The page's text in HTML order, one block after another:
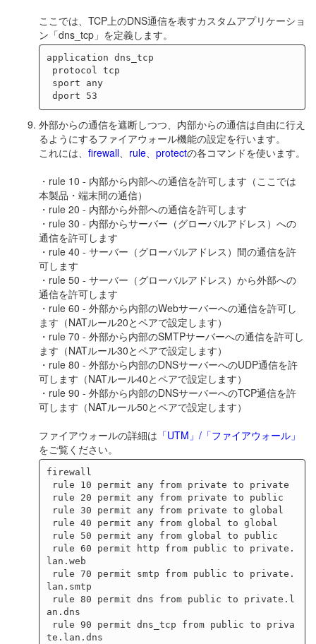
ここでは、TCP上のDNS通信を表すカスタムアプリケーショ
ン「dns_tcp」を定義します。
application dns_tcp
外部からの通信を遮断しつつ、内部からの通信は自由に行え
るようにするファイアウォール機能の設定を行います。
これには、 firewall rule protectの各コマンドを使います。
・rule 10 - 内部から内部への通信を許可します（ここでは
本製品・端末間の通信）
・rule 20 - 内部から外部への通信を許可します
・rule 30 - 内部からサーバー（グローバルアドレス）への
通信を許可します
・rule 40 - サーバー（グローバルアドレス）間の通信を許
可します
・rule 50 - サーバー（グローバルアドレス）から外部への
通信を許可します
・rule 60 - 外部から内部のWebサーバーへの通信を許可し
ます（NATルール20とペアで設定します）
・rule 70 - 外部から内部のSMTPサーバーへの通信を許可し
ます（NATルール30とペアで設定します）
・rule 80 - 外部から内部のDNSサーバーへのUDP通信を許
可します（NATルール40とペアで設定します）
・rule 90 - 外部から内部のDNSサーバーへのTCP通信を許
可します（NATルール50とペアで設定します）
ファイアウォールの詳細は 「UTM」/「ファイアウォール」
をご覧ください。
firewall
lan.web
lan.smtp
an.dns
te.lan.dns